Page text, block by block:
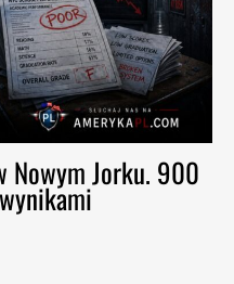
Nowym Jorku. 900